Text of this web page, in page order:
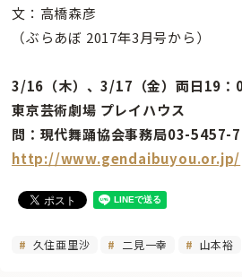
文：高橋森彦
（ぶらあぼ 2017年3月号から）
3/16（木）、3/17（金）両日19：
東京芸術劇場 プレイハウス
問：現代舞踊協会事務局03-5457-
http://www.gendaibuyou.or.jp/
久住亜里沙 二見一幸 山本裕